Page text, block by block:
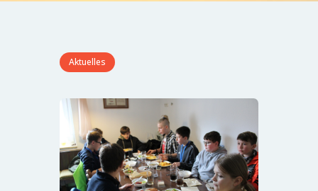
Aktuelles